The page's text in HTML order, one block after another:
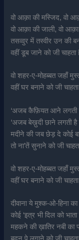
वो आक़ा की मस्जिद, वो
वो आक़ा की जाली, वो आक़ा
तसव्वुर में तस्वीर उन की
वहीं डूब जाने को जी चाहता
वो शहर-ए-मोहब्बत जहाँ
वहीं घर बनाने को जी
‘अजब कैफ़ियत आने लगती
‘अजब बेख़ुदी छाने लगती है
मदीने की जब छेड़ दे कोई
तो ना’तें सुनाने को जी
वो शहर-ए-मोहब्बत जहाँ
वहीं घर बनाने को जी
दीवाना ये मुश्क-ओ-हिना का
कोई ‘इत्र भी दिल को
महकने की ख़ातिर नबी का